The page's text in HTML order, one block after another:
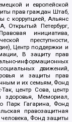
и европейской
прав граждан Штаб,
с коррупцией, Альянс
Петербург,
инициатива,
преступности,
Центр поддержки и
В защиту прав
информационных
движений,
и защиты прав
и их семьям, Фонд
центр Сова, центр
здоровья, Мемориал,
Парк Гагарина, Фонд
правозащитная
Фонд защиты